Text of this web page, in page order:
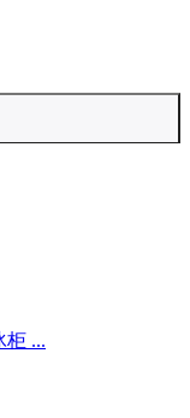
柜 ...